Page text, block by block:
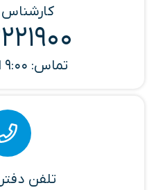
تماس: 9:00 الی 23:00
تلفن